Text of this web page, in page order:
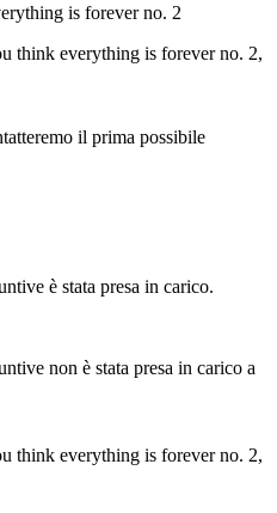
is forever no. 2
il prima possibile
è stata presa in carico.
non è stata presa in carico a